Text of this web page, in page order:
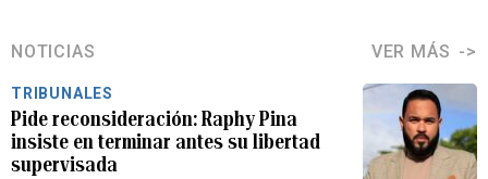
NOTICIAS VER MÁS
TRIBUNALES
Pide reconsideración: Raphy Pina
insiste en terminar antes su libertad
supervisada